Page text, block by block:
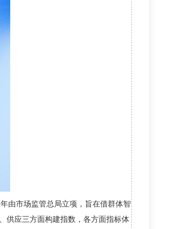
由市场监管总局立项，旨在借群体智
供应三方面构建指数，各方面指标体